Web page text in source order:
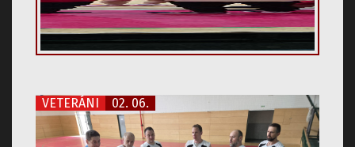
VETERÁNI 02. 06.